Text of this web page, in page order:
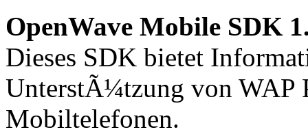
OpenWave Mobile SDK
Dieses SDK bietet
UnterstÃ¼tzung von WAP
Mobiltelefonen.